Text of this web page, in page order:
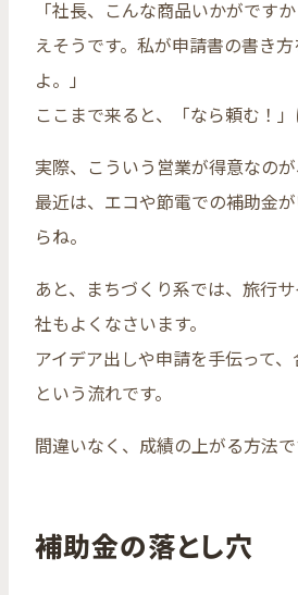
「社長、こんな商品いかがです
えそうです。私が申請書の書き
よ。」
ここまで来ると、「なら頼む！」
実際、こういう営業が得意なのが
最近は、エコや節電での補助金
らね。
あと、まちづくり系では、旅行
社もよくなさいます。
アイデア出しや申請を手伝って
という流れです。
間違いなく、成績の上がる方法で
補助金の落とし穴